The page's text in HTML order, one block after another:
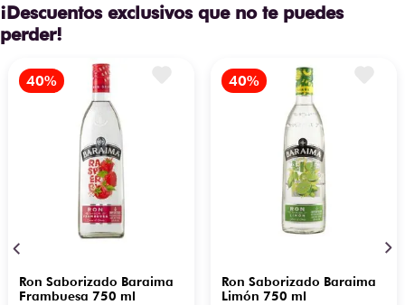
¡Descuentos exclusivos que no te puedes
perder!
Ron Saborizado Baraima
Frambuesa 750 ml
Ron Saborizado Baraima
Limón 750 ml